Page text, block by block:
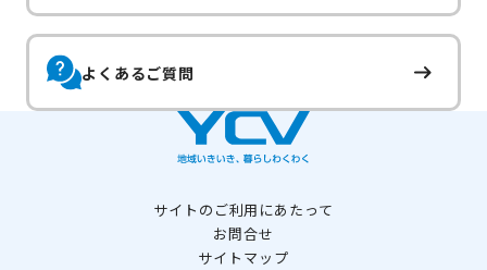
よくあるご質問
サイトのご利用にあたって
お問合せ
サイトマップ